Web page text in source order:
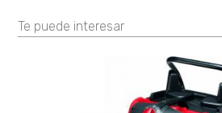
Te puede interesar